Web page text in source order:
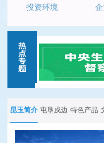
投资环境
昆玉简介 屯垦戍边 特色产品